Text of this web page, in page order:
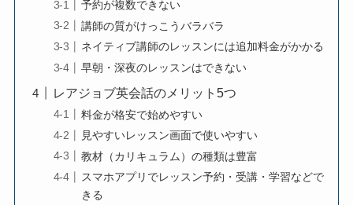
予約が複数できない
講師の質がけっこうバラバラ
ネイティブ講師のレッスンには追加料金がかかる
早朝・深夜のレッスンはできない
レアジョブ英会話のメリット5つ
料金が格安で始めやすい
見やすいレッスン画面で使いやすい
教材（カリキュラム）の種類は豊富
スマホアプリでレッスン予約・受講・学習などで
きる